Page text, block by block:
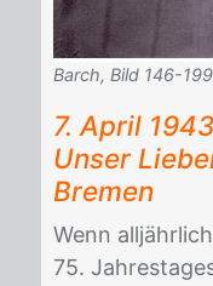
Barch, Bild 146-
7. April 1943
Un­ser
Bre­men
Wenn
75.